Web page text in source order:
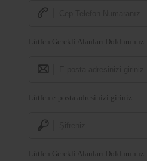
Lütfen Gerekli Alanları Doldurunuz.
Lütfen e-posta adresinizi giriniz
Lütfen Gerekli Alanları Doldurunuz.